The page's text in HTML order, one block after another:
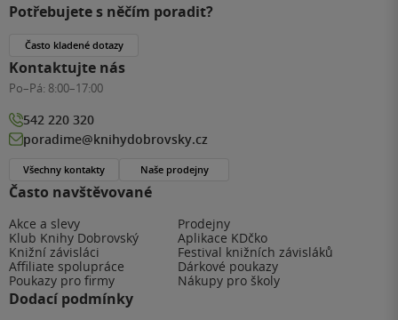
Často navštěvované
Akce a slevy
Prodejny
Klub Knihy Dobrovský
Aplikace KDčko
Knižní závisláci
Festival knižních závisláků
Affiliate spolupráce
Dárkové poukazy
Poukazy pro firmy
Nákupy pro školy
Dodací podmínky
Potřebujete s něčím poradit?
Často kladené dotazy
Kontaktujte nás
Po–Pá: 8:00–17:00
542 220 320
poradime@knihydobrovsky.cz
Všechny kontakty Naše prodejny